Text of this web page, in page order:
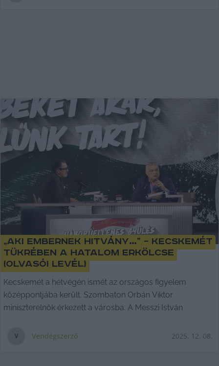
„Aki embernek hitvány…” – Kecskemét
tükrében a hatalom erkölcse
(Olvasói levél)
Kecskemét a hétvégén ismét az országos figyelem
középpontjába került. Szombaton Orbán Viktor
miniszterelnök érkezett a városba. A Messzi István
V Vendégszerző 2025. 12. 08.